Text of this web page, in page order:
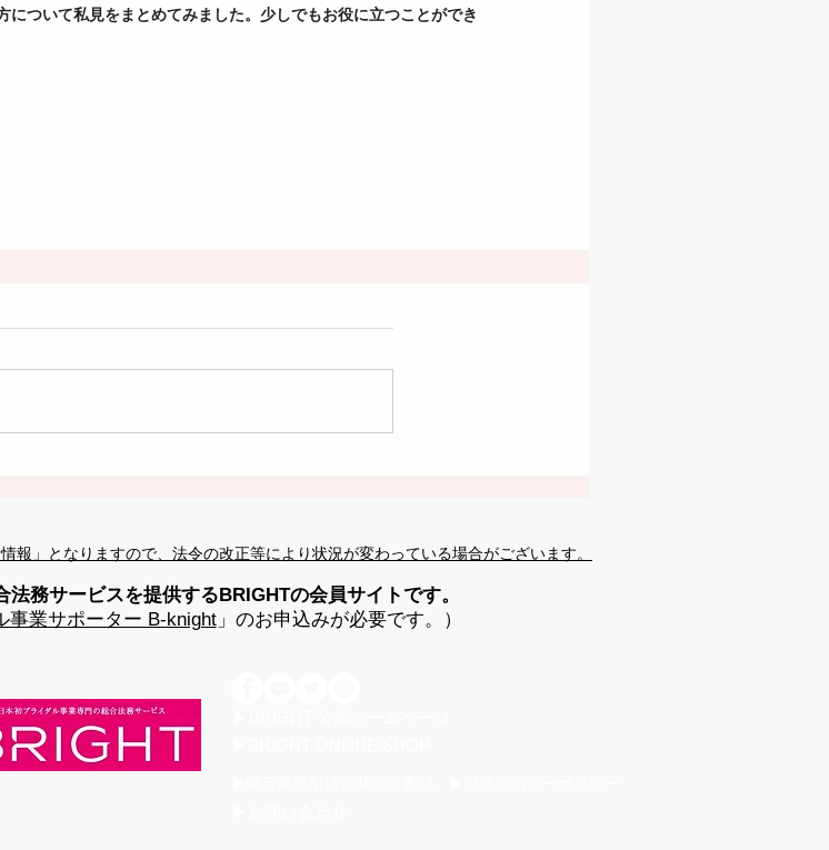
について私見をまとめてみました。少しでもお役に立つことができ
」となりますので、法令の改正等により状況が変わっている場合がございます。
務サービスを提供するBRIGHTの会員サイトです。
事業サポーター B-knight」のお申込みが必要です。）